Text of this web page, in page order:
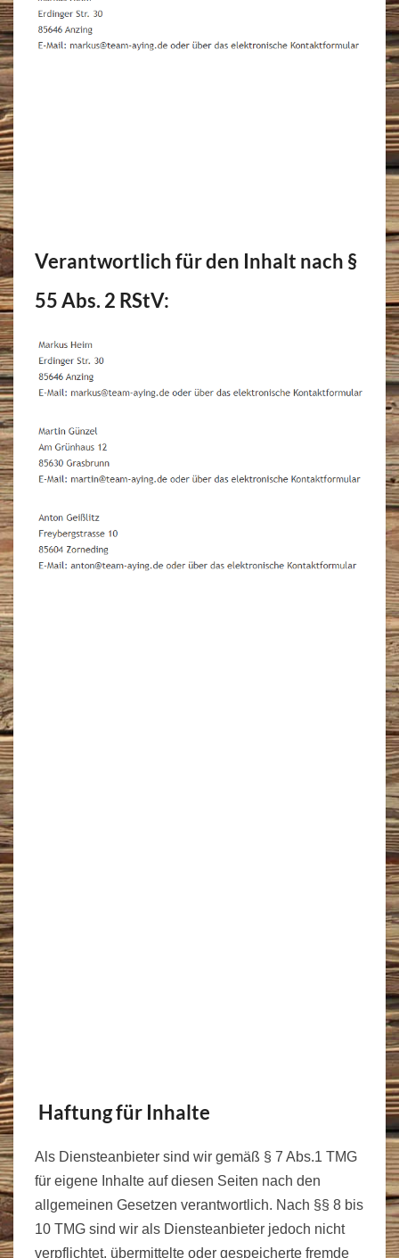
Verantwortlich für den Inhalt nach §
55 Abs. 2 RStV:
Haftung für Inhalte
Als Diensteanbieter sind wir gemäß § 7 Abs.1 TMG
für eigene Inhalte auf diesen Seiten nach den
allgemeinen Gesetzen verantwortlich. Nach §§ 8 bis
10 TMG sind wir als Diensteanbieter jedoch nicht
verpflichtet, übermittelte oder gespeicherte fremde